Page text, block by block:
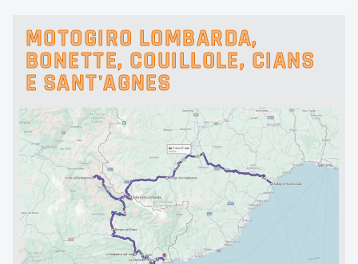
MOTOGIRO LOMBARDA,
BONETTE, COUILLOLE, CIANS
E SANT'AGNES